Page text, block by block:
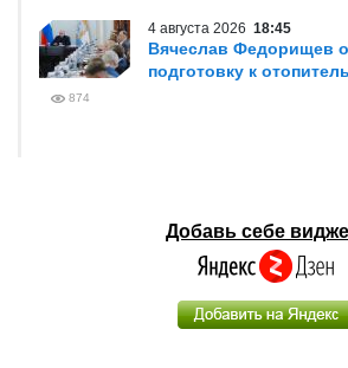
4 августа 2026 18:45
Вячеслав Федорищев
подготовку к
874
Добавь себе